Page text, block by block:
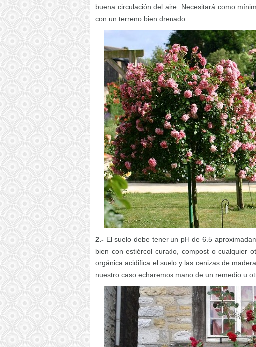
buena circulación del aire. Necesitará como
con un terreno bien drenado.
2.- El suelo debe tener un pH de 6.5
bien con estiércol curado, compost o cualquier
orgánica acidifica el suelo y las cenizas de
nuestro caso echaremos mano de un remedio u